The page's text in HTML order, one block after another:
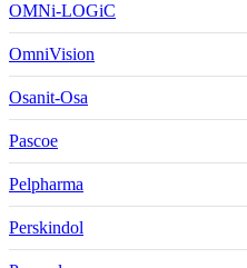
OMNi-LOGiC
OmniVision
Osanit-Osa
Pascoe
Pelpharma
Perskindol